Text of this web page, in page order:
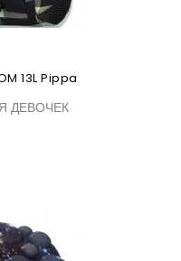
13L Pippa
ДЕВОЧЕК